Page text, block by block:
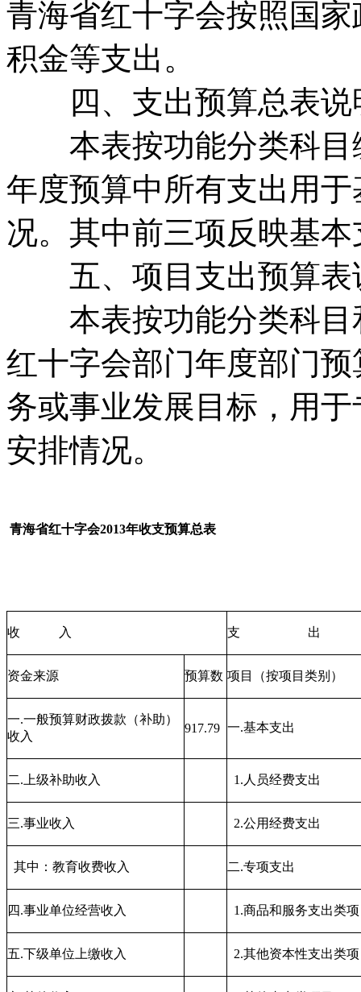
青海省红十字会按照国
积金等支出。
四、支出预算总表说
本表按功能分类科目
年度预算中所有支出用
况。其中前三项反映基
五、项目支出预算表
本表按功能分类科目
红十字会部门年度部门
务或事业发展目标，用
安排情况。
青海省红十字会2013年收支预算总表
收 入 支 出
资金来源 预算数 项目（按项目类别）
一.一般预算财政拨款（补助）
收入
917.79 一.基本支出
二.上级补助收入 1.人员经费支出
三.事业收入 2.公用经费支出
其中：教育收费收入 二.专项支出
四.事业单位经营收入 1.商品和服务支出类
五.下级单位上缴收入 2.其他资本性支出类